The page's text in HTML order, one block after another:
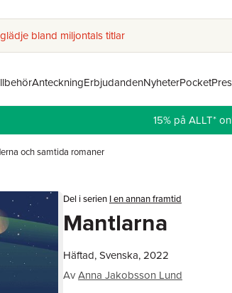
bland miljontals titlar
AnteckningErbjudandenNyheterPocket
15% på ALLT*
och samtida romaner
Del i serien I en annan framtid
Mantlarna
Häftad, Svenska, 2022
AvAnna Jakobsson Lund